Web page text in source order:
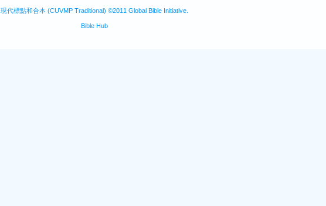
現代標點和合本 (CUVMP Traditional) ©2011 Global Bible Initiative.
Bible Hub